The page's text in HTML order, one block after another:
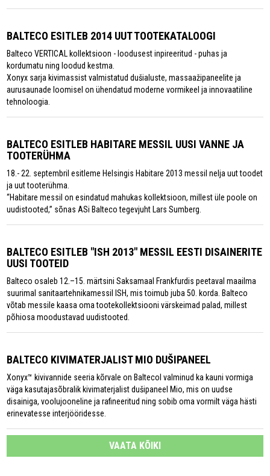
BALTECO ESITLEB 2014 UUT TOOTEKATALOOGI
Balteco VERTICAL kollektsioon - loodusest inpireeritud - puhas ja
kordumatu ning loodud kestma.
Xonyx sarja kivimassist valmistatud dušialuste, massaažipaneelite ja
aurusaunade loomisel on ühendatud moderne vormikeel ja innovaatiline
tehnoloogia.
BALTECO ESITLEB HABITARE MESSIL UUSI VANNE JA
TOOTERÜHMA
18.- 22. septembril esitleme Helsingis Habitare 2013 messil nelja uut toodet
ja uut tooterühma.
“Habitare messil on esindatud mahukas kollektsioon, millest üle poole on
uudistooted,” sõnas ASi Balteco tegevjuht Lars Sumberg.
BALTECO ESITLEB "ISH 2013" MESSIL EESTI DISAINERITE
UUSI TOOTEID
Balteco osaleb 12.–15. märtsini Saksamaal Frankfurdis peetaval maailma
suurimal sanitaartehnikamessil ISH, mis toimub juba 50. korda. Balteco
võtab messile kaasa oma tootekollektsiooni värskeimad palad, millest
põhiosa moodustavad uudistooted.
BALTECO KIVIMATERJALIST MIO DUŠIPANEEL
Xonyx™ kivivannide seeria kõrvale on Baltecol valminud ka kauni vormiga
väga kasutajasõbralik kivimaterjalist dušipaneel Mio, mis on uudse
disainiga, voolujooneline ja rafineeritud ning sobib oma vormilt väga hästi
erinevatesse interjööridesse.
VAATA KÕIKI